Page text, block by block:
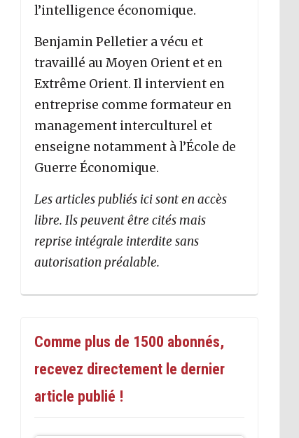
l’intelligence économique.
Benjamin Pelletier a vécu et
travaillé au Moyen Orient et en
Extrême Orient. Il intervient en
entreprise comme formateur en
management interculturel et
enseigne notamment à l’École de
Guerre Économique.
Les articles publiés ici sont en accès
libre. Ils peuvent être cités mais
reprise intégrale interdite sans
autorisation préalable.
Comme plus de 1500 abonnés,
recevez directement le dernier
article publié !